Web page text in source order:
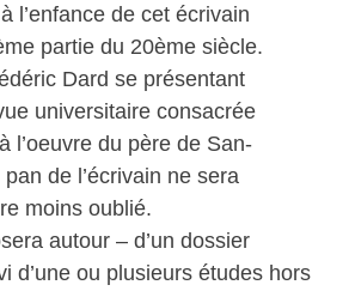
l’enfance de cet écrivain
partie du 20ème siècle.
Dard se présentant
universitaire consacrée
l’oeuvre du père de San-
de l’écrivain ne sera
moins oublié.
autour – d’un dossier
d’une ou plusieurs études hors